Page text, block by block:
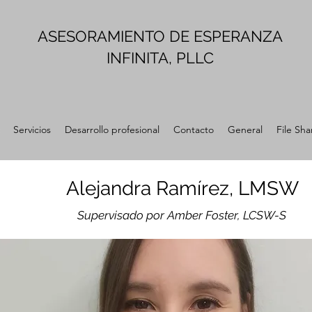
ASESORAMIENTO DE ESPERANZA
INFINITA, PLLC
Servicios Desarrollo profesional Contacto General File
Alejandra Ramírez, LMSW
Supervisado por Amber Foster, LCSW-S